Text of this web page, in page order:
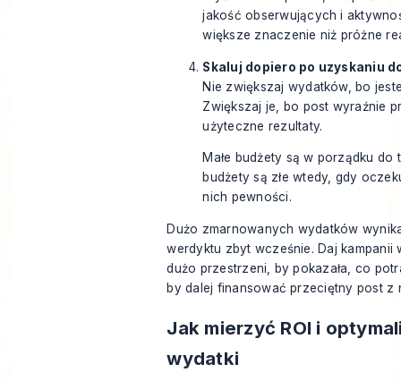
jakość obserwujących i
większe znaczenie niż próżne
Skaluj dopiero po uzyskaniu
Nie zwiększaj wydatków, bo
Zwiększaj je, bo post wyraźnie
użyteczne rezultaty.
Małe budżety są w porządku do
budżety są złe wtedy, gdy
nich pewności.
Dużo zmarnowanych wydatków
werdyktu zbyt wcześnie. Daj kampanii
dużo przestrzeni, by pokazała, co
by dalej finansować przeciętny post z
Jak mierzyć ROI i
wydatki